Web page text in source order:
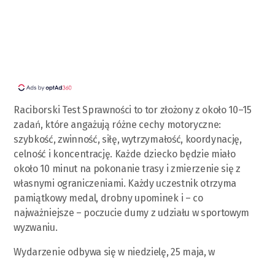
Raciborski Test Sprawności to tor złożony z około 10–15
zadań, które angażują różne cechy motoryczne:
szybkość, zwinność, siłę, wytrzymałość, koordynację,
celność i koncentrację. Każde dziecko będzie miało
około 10 minut na pokonanie trasy i zmierzenie się z
własnymi ograniczeniami. Każdy uczestnik otrzyma
pamiątkowy medal, drobny upominek i – co
najważniejsze – poczucie dumy z udziału w sportowym
wyzwaniu.
Wydarzenie odbywa się w niedzielę, 25 maja, w